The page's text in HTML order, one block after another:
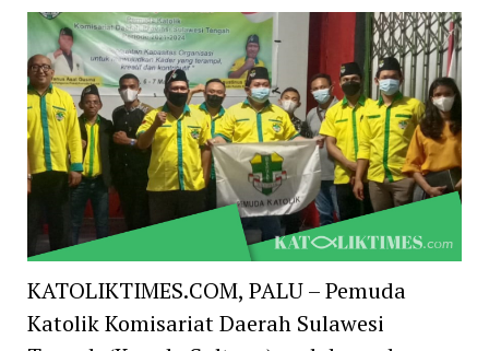
KATOLIKTIMES.COM, PALU – Pemuda
Katolik Komisariat Daerah Sulawesi